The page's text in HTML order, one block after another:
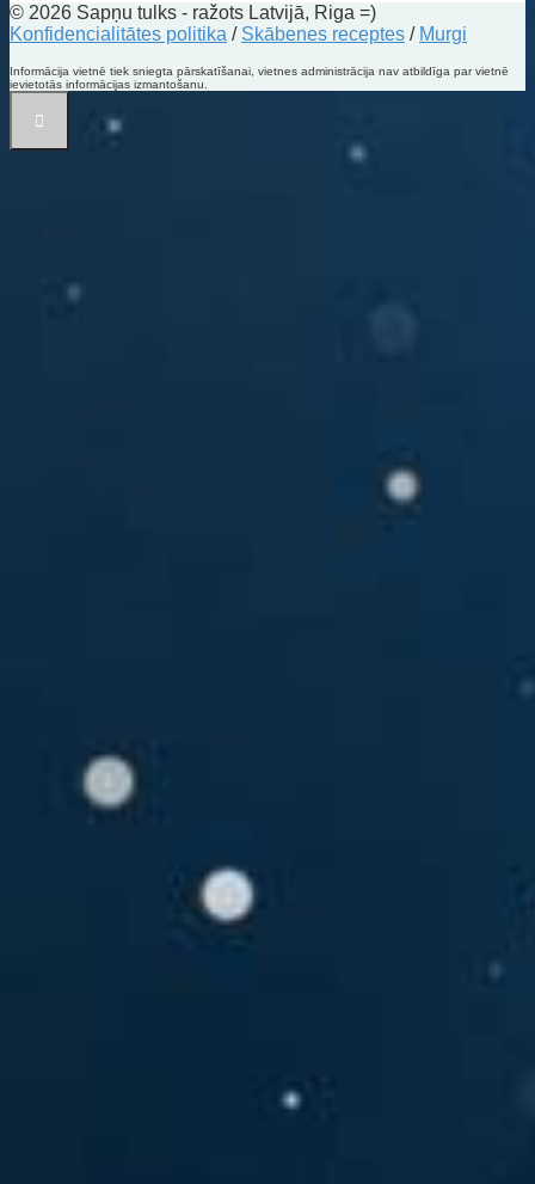
© 2026 Sapņu tulks - ražots Latvijā, Riga =)
Konfidencialitātes politika / Skābenes receptes / Murgi
Informācija vietnē tiek sniegta pārskatīšanai, vietnes administrācija nav atbildīga par vietnē
ievietotās informācijas izmantošanu.